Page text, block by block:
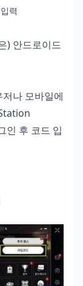
력
) 안드로이드
나 모바일에
인 후 코드 입